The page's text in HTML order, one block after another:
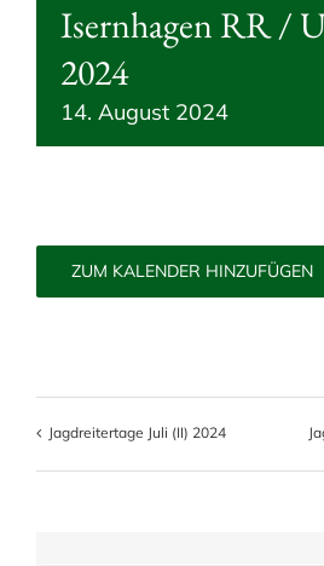
Isernhagen RR /
2024
14. August 2024
ZUM KALENDER HINZUFÜGEN
Jagdreitertage Juli (II) 2024